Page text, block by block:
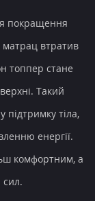
покращення
матрац втратив
топпер стане
Такий
тіла,
енергії.
комфортним, а